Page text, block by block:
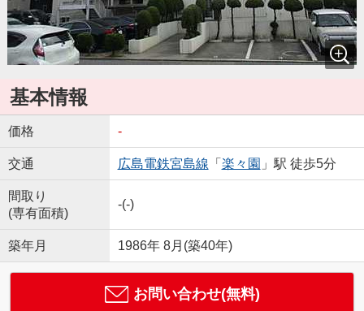
基本情報
価格 -
交通 広島電鉄宮島線 「 楽々園 」駅 徒歩5分
間取り
(専有面積)
-(-)
築年月 1986年 8月(築40年)
お問い合わせ(無料)